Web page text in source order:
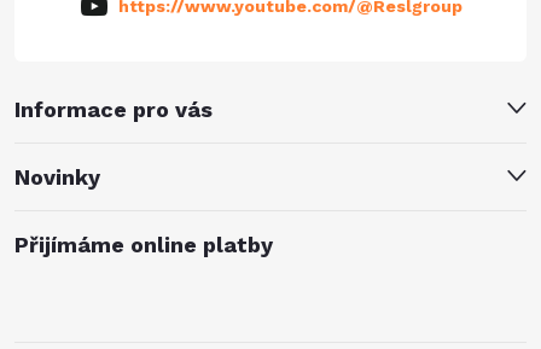
Informace pro vás
Novinky
https://www.youtube.com/@Reslgroup
Přijímáme online platby